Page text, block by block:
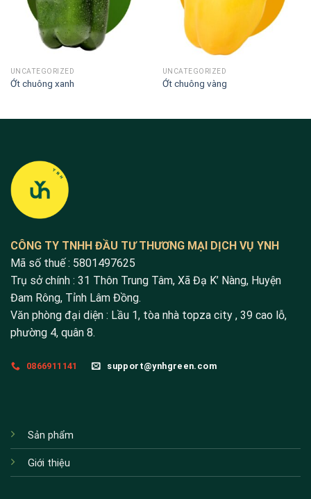
UNCATEGORIZED
Ớt chuông xanh
UNCATEGORIZED
Ớt chuông vàng
CÔNG TY TNHH ĐẦU TƯ THƯƠNG MẠI DỊCH VỤ YNH
Mã số thuế : 5801497625
Trụ sở chính : 31 Thôn Trung Tâm, Xã Đạ K’ Nàng, Huyện
Đam Rông, Tỉnh Lâm Đồng.
Văn phòng đại diện : Lầu 1, tòa nhà topza city , 39 cao lỗ,
phường 4, quân 8.
0866911141 support@ynhgreen.com
Sản phẩm
Giới thiệu